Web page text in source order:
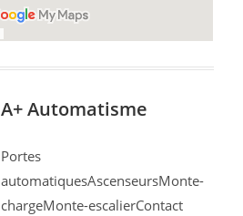
A+ Automatisme
Portes
automatiquesAscenseursMonte-
chargeMonte-escalierContact